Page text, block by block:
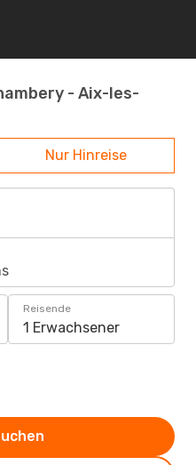
- Aix-les-
Nur Hinreise
Reisende
1 Erwachsener